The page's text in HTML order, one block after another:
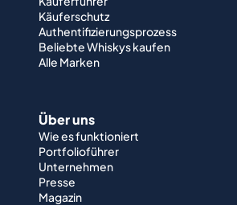
Käuferschutz
Authentifizierungsprozess
Beliebte Whiskys kaufen
Alle Marken
Über uns
Wie es funktioniert
Portfolioführer
Unternehmen
Presse
Magazin